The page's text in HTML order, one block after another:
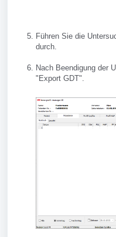
Führen Sie die
durch.
Nach Beendigung der
"Export GDT".